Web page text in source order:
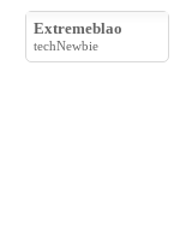
Extremeblao
techNewbie